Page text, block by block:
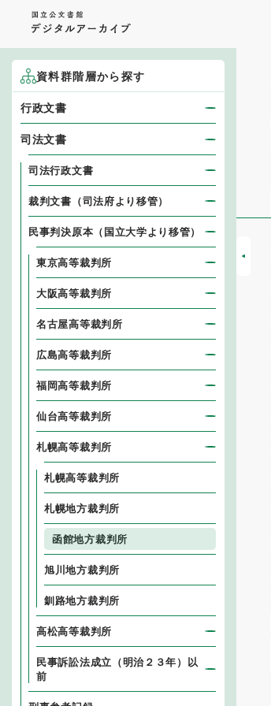
資料群階層から探す
行政文書
司法文書
司法行政文書
裁判文書（司法府より移管）
民事判決原本（国立大学より移管）
東京高等裁判所
大阪高等裁判所
名古屋高等裁判所
広島高等裁判所
福岡高等裁判所
仙台高等裁判所
札幌高等裁判所
札幌高等裁判所
札幌地方裁判所
函館地方裁判所
旭川地方裁判所
釧路地方裁判所
高松高等裁判所
民事訴訟法成立（明治２３年）以
前